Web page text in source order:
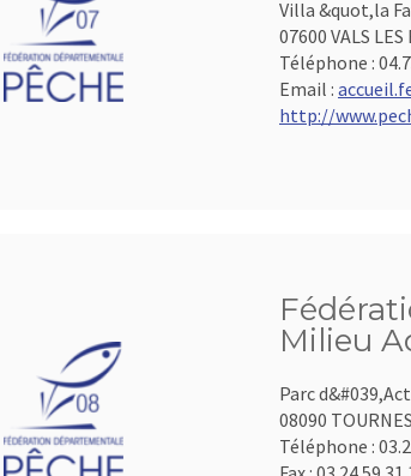
Villa &quot,la
07600 VALS LES
Téléphone :
Email :
http://
Milieu
Parc
08090 TOURNES
Téléphone :